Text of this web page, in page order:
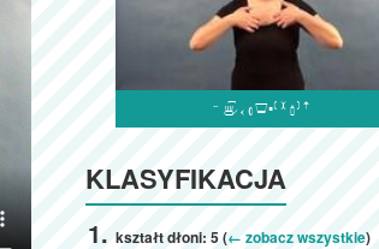

KLASYFIKACJA
kształt dłoni: 5 (← zobacz wszystkie)